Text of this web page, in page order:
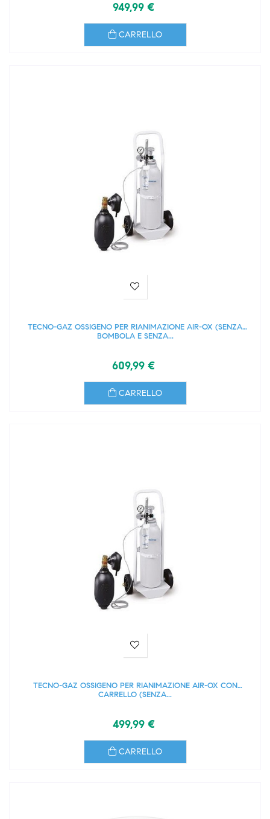
949,99 €
CARRELLO
TECNO-GAZ OSSIGENO PER RIANIMAZIONE AIR-OX (SENZA
BOMBOLA E SENZA...
609,99 €
CARRELLO
TECNO-GAZ OSSIGENO PER RIANIMAZIONE AIR-OX CON
CARRELLO (SENZA...
499,99 €
CARRELLO